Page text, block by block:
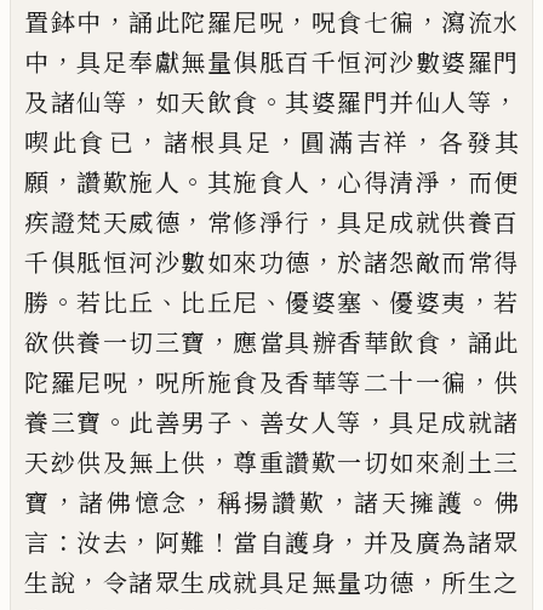
置鉢中 ， 誦此陀羅尼呪 ， 呪食七徧 ， 瀉流水
中 ， 具足奉獻無量俱胝百千恒河沙數婆羅門
及諸仙等 ， 如天飲食 。 其婆羅門并仙人等 ，
喫此食 已 ， 諸根具足 ， 圓滿吉祥 ， 各發其
願 ， 讚歎施人 。 其施食人 ， 心得清淨 ， 而便
疾證梵天威德 ， 常修淨行 ， 具足成就供養百
千俱胝恒河沙數如來功德 ， 於諸怨敵而常得
勝 。 若比丘 、 比丘尼 、 優婆塞 、 優婆夷 ， 若
欲供養一切三寶 ， 應當具辦香華飲食 ， 誦此
陀羅尼呪 ， 呪所施食及香華等二十一徧 ， 供
養三寶 。 此善男子 、 善女人等 ， 具足成就諸
天玅供及無上供 ， 尊重讚歎一切如來剎土三
寶 ， 諸佛憶念 ， 稱揚讚歎 ， 諸天擁護 。 佛
言 ： 汝去 ， 阿難 ！ 當自護身 ， 并及廣為諸眾
生說 ， 令諸眾生成就具足無量功德 ， 所生之